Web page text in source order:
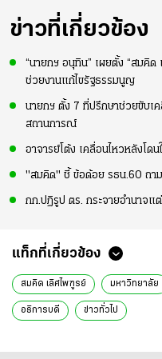
ข่าวที่เกี่ยวข้อง
“นายกฯ อนุทิน” เผยตั้ง “สมคิด
ช่วยงานแก้ไขรัฐธรรมนูญ
นายกฯ ตั้ง 7 ที่ปรึกษาช่วยขับเ
สถานการณ์
อาจารย์โต้ง เคลื่อนไหวหลังโด
"สมคิด" ชี้ ข้อด้อย รธน.60 ถาม
กก.ปฏิรูป ตร. กระจายอำนาจแ
แท็กที่เกี่ยวข้อง
สมคิด เลิศไพฑูรย์ มหาวิทยาลัย
อธิการบดี ข่าวทั่วไป